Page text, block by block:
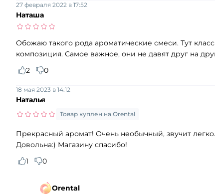
Наташа
27 февраля 2022 в 17:52
Обожаю такого рода ароматические смеси. Тут
композиция. Самое важное, они не давят друг на
2
0
Наталья
18 мая 2023 в 14:12
Товар куплен на Orental
Прекрасный аромат! Очень необычный, звучит
Довольна:) Магазину спасибо!
1
0
Orental